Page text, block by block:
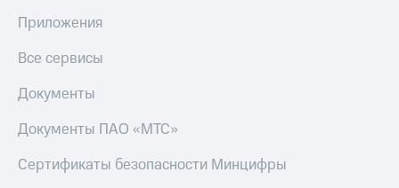
Приложения
Все сервисы
Документы
Документы ПАО «МТС»
Сертификаты безопасности Минцифры